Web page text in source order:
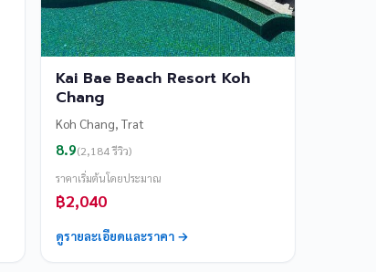
Kai Bae Beach Resort Koh
Chang
Koh Chang, Trat
8.9(2,184 รีวิว)
ราคาเริ่มต้นโดยประมาณ
฿2,040
ดูรายละเอียดและราคา →